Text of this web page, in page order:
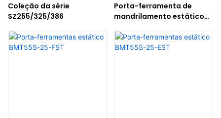
Coleção da série
SZ255/325/386
Porta-ferramenta de
mandrilamento estático